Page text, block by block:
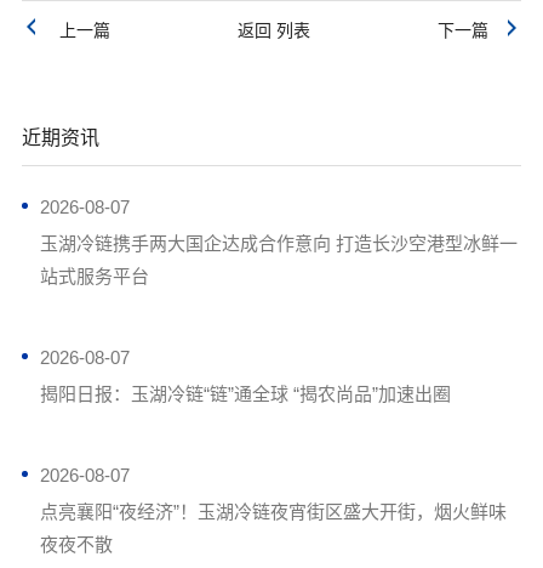
上一篇 返回 列表 下一篇
近期资讯
2026-08-07
玉湖冷链携手两大国企达成合作意向 打造长沙空港型冰鲜一
站式服务平台
2026-08-07
揭阳日报：玉湖冷链“链”通全球 “揭农尚品”加速出圈
2026-08-07
点亮襄阳“夜经济”！玉湖冷链夜宵街区盛大开街，烟火鲜味
夜夜不散